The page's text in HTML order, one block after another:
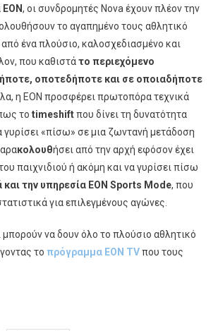
EON, οι συνδρομητές Nova έχουν πλέον την
το αγαπημένο τους αθλητικό
ένα πλούσιο, καλοσχεδιασμένο και
που καθιστάτο περιεχόμενο
οποτεδήποτε και σε οποιαδήποτε
η ΕΟΝ προσφέρει πρωτοπόρα τεχνικά
το timeshiftπου δίνει τη δυνατότητα
«πίσω» σε μια ζωντανή μετάδοση
κολουθήσει από την αρχή εφόσον έχει
παιχνιδιού ή ακόμη και να γυρίσει πίσω
και την υπηρεσία EON Sports Mode, που
για επιλεγμένους αγώνες.
μπορούν να δουν όλο το πλούσιο αθλητικό
το πρόγραμμα ΕΟΝ ΤVπου τους